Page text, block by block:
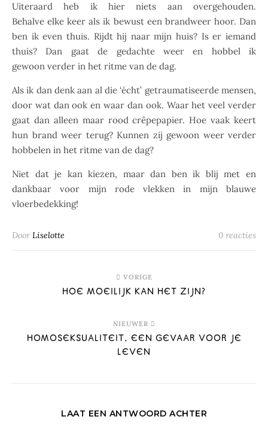
Uiteraard heb ik hier niets aan overgehouden.
Behalve elke keer als ik bewust een brandweer hoor. Dan
ben ik even thuis. Rijdt hij naar mijn huis? Is er iemand
thuis? Dan gaat de gedachte weer en hobbel ik
gewoon verder in het ritme van de dag.
Als ik dan denk aan al die ‘écht’ getraumatiseerde mensen,
door wat dan ook en waar dan ook. Waar het veel verder
gaat dan alleen maar rood crêpepapier. Hoe vaak keert
hun brand weer terug? Kunnen zij gewoon weer verder
hobbelen in het ritme van de dag?
Niet dat je kan kiezen, maar dan ben ik blij met en
dankbaar voor mijn rode vlekken in mijn blauwe
vloerbedekking!
DoorLiselotte 0 reacties
VORIGE
HOE MOEILIJK KAN HET ZIJN?
NIEUWER
HOMOSEKSUALITEIT, EEN GEVAAR VOOR JE
LEVEN
LAAT EEN ANTWOORD ACHTER